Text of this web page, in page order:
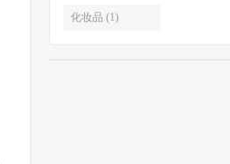
化妆品 (1)